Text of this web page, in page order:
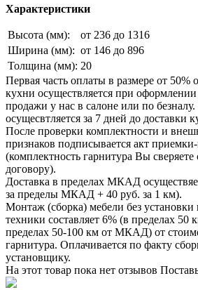
Характеристики
Высота (мм):
от 236 до 1316
Ширина (мм): от 146 до 896
Толщина (мм): 20
Первая часть оплаты в размере от 50%
кухни осуществляется при
продажи у нас в салоне или по
осущесвтляется за 7 дней до доставки
После проверки комплектности и
признаков подписывается акт приемки-
(комплектность гарнитура Вы
договору).
Доставка в пределах МКАД
за пределы МКАД + 40 руб. за 1 км).
Монтаж (сборка) мебели без
техники составляет 6% (в пределах
пределах 50-100 км от МКАД) от
гарнитура. Оплачивается по факту
установщику.
На этот товар пока нет отзывов